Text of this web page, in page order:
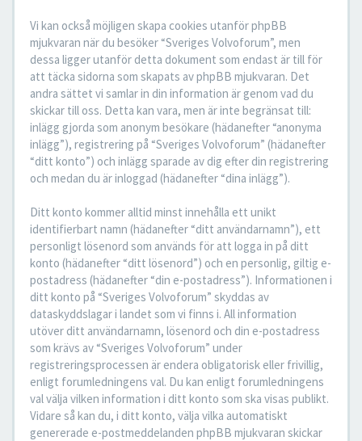
Vi kan också möjligen skapa cookies utanför phpBB
mjukvaran när du besöker “Sveriges Volvoforum”, men
dessa ligger utanför detta dokument som endast är till för
att täcka sidorna som skapats av phpBB mjukvaran. Det
andra sättet vi samlar in din information är genom vad du
skickar till oss. Detta kan vara, men är inte begränsat till:
inlägg gjorda som anonym besökare (hädanefter “anonyma
inlägg”), registrering på “Sveriges Volvoforum” (hädanefter
“ditt konto”) och inlägg sparade av dig efter din registrering
och medan du är inloggad (hädanefter “dina inlägg”).
Ditt konto kommer alltid minst innehålla ett unikt
identifierbart namn (hädanefter “ditt användarnamn”), ett
personligt lösenord som används för att logga in på ditt
konto (hädanefter “ditt lösenord”) och en personlig, giltig e-
postadress (hädanefter “din e-postadress”). Informationen i
ditt konto på “Sveriges Volvoforum” skyddas av
dataskyddslagar i landet som vi finns i. All information
utöver ditt användarnamn, lösenord och din e-postadress
som krävs av “Sveriges Volvoforum” under
registreringsprocessen är endera obligatorisk eller frivillig,
enligt forumledningens val. Du kan enligt forumledningens
val välja vilken information i ditt konto som ska visas publikt.
Vidare så kan du, i ditt konto, välja vilka automatiskt
genererade e-postmeddelanden phpBB mjukvaran skickar